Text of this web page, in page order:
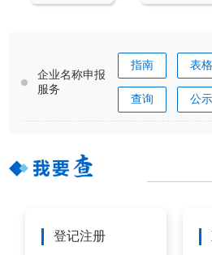
企业名称申报
服务
指南 表格
查询 公示
登记注册